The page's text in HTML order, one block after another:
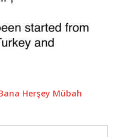
Herşey Mübah